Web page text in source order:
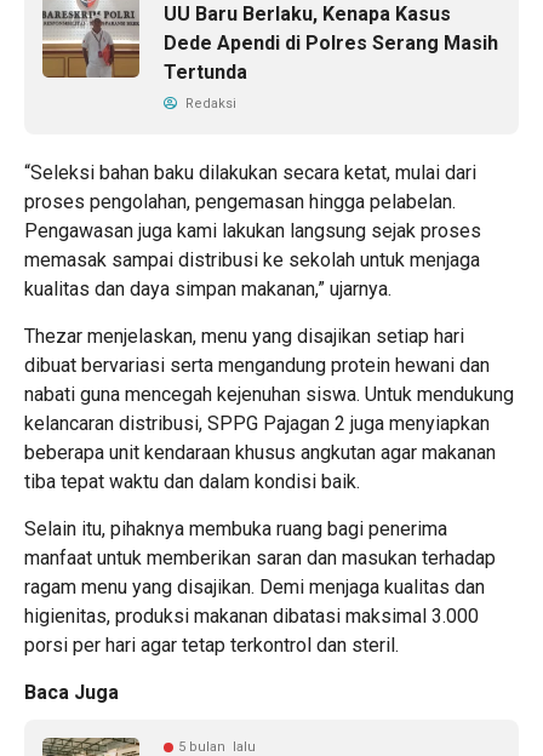
UU Baru Berlaku, Kenapa Kasus
Dede Apendi di Polres Serang Masih
Tertunda
Redaksi
“Seleksi bahan baku dilakukan secara ketat, mulai dari
proses pengolahan, pengemasan hingga pelabelan.
Pengawasan juga kami lakukan langsung sejak proses
memasak sampai distribusi ke sekolah untuk menjaga
kualitas dan daya simpan makanan,” ujarnya.
Thezar menjelaskan, menu yang disajikan setiap hari
dibuat bervariasi serta mengandung protein hewani dan
nabati guna mencegah kejenuhan siswa. Untuk mendukung
kelancaran distribusi, SPPG Pajagan 2 juga menyiapkan
beberapa unit kendaraan khusus angkutan agar makanan
tiba tepat waktu dan dalam kondisi baik.
Selain itu, pihaknya membuka ruang bagi penerima
manfaat untuk memberikan saran dan masukan terhadap
ragam menu yang disajikan. Demi menjaga kualitas dan
higienitas, produksi makanan dibatasi maksimal 3.000
porsi per hari agar tetap terkontrol dan steril.
Baca Juga
5 bulan lalu